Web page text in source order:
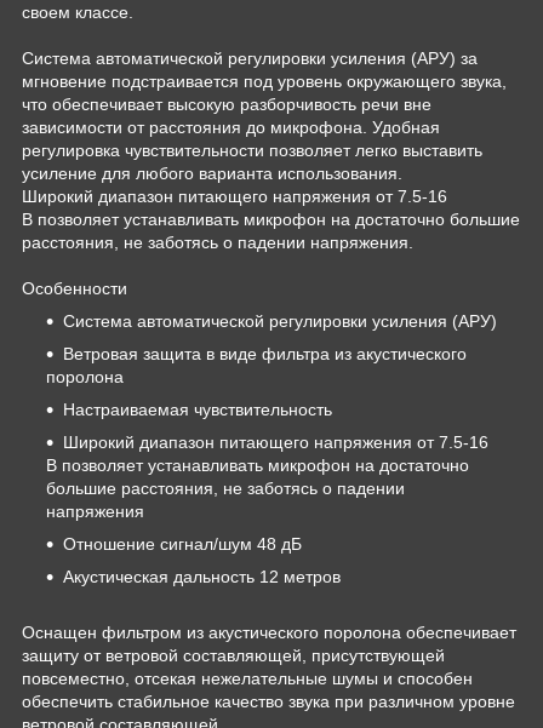
своем классе.
Система автоматической регулировки усиления (АРУ) за
мгновение подстраивается под уровень окружающего звука,
что обеспечивает высокую разборчивость речи вне
зависимости от расстояния до микрофона. Удобная
регулировка чувствительности позволяет легко выставить
усиление для любого варианта использования.
Широкий диапазон питающего напряжения от 7.5-16
В позволяет устанавливать микрофон на достаточно большие
расстояния, не заботясь о падении напряжения.
Особенности
Система автоматической регулировки усиления (АРУ)
Ветровая защита в виде фильтра из акустического
поролона
Настраиваемая чувствительность
Широкий диапазон питающего напряжения от 7.5-16
В позволяет устанавливать микрофон на достаточно
большие расстояния, не заботясь о падении
напряжения
Отношение сигнал/шум 48 дБ
Акустическая дальность 12 метров
Оснащен фильтром из акустического поролона обеспечивает
защиту от ветровой составляющей, присутствующей
повсеместно, отсекая нежелательные шумы и способен
обеспечить стабильное качество звука при различном уровне
ветровой составляющей.